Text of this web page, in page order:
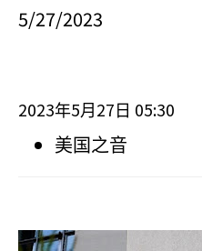
5/27/2023
2023年5月 27 日 05:30
美国之音